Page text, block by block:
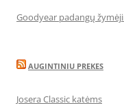
Goodyear padangų
AUGINTINIU PREKES
Josera Classic katėms